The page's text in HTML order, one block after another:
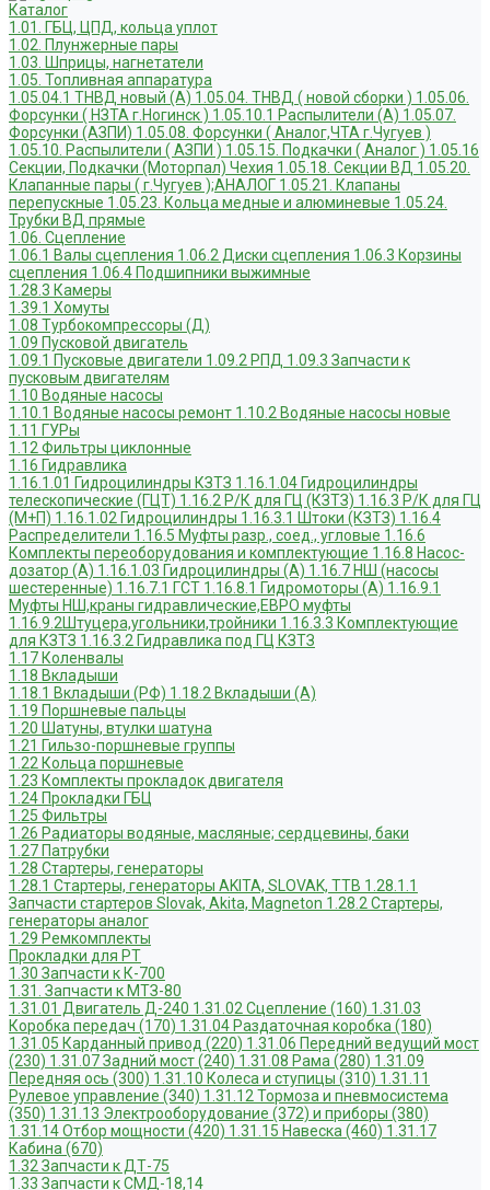
Каталог
1.01. ГБЦ, ЦПД, кольца уплот
1.02. Плунжерные пары
1.03. Шприцы, нагнетатели
1.05. Топливная аппаратура
1.05.04.1 ТНВД новый (А) 1.05.04. ТНВД ( новой сборки ) 1.05.06.
Форсунки ( НЗТА г.Ногинск ) 1.05.10.1 Распылители (А) 1.05.07.
Форсунки (АЗПИ) 1.05.08. Форсунки ( Аналог,ЧТА г.Чугуев )
1.05.10. Распылители ( АЗПИ ) 1.05.15. Подкачки ( Аналог ) 1.05.16
Секции, Подкачки (Моторпал) Чехия 1.05.18. Секции ВД 1.05.20.
Клапанные пары ( г.Чугуев );АНАЛОГ 1.05.21. Клапаны
перепускные 1.05.23. Кольца медные и алюминевые 1.05.24.
Трубки ВД прямые
1.06. Сцепление
1.06.1 Валы сцепления 1.06.2 Диски сцепления 1.06.3 Корзины
сцепления 1.06.4 Подшипники выжимные
1.28.3 Камеры
1.39.1 Хомуты
1.08 Турбокомпрессоры (Д)
1.09 Пусковой двигатель
1.09.1 Пусковые двигатели 1.09.2 РПД 1.09.3 Запчасти к
пусковым двигателям
1.10 Водяные насосы
1.10.1 Водяные насосы ремонт 1.10.2 Водяные насосы новые
1.11 ГУРы
1.12 Фильтры циклонные
1.16 Гидравлика
1.16.1.01 Гидроцилиндры КЗТЗ 1.16.1.04 Гидроцилиндры
телескопические (ГЦТ) 1.16.2 Р/К для ГЦ (КЗТЗ) 1.16.3 Р/К для ГЦ
(М+П) 1.16.1.02 Гидроцилиндры 1.16.3.1 Штоки (КЗТЗ) 1.16.4
Распределители 1.16.5 Муфты разр., соед., угловые 1.16.6
Комплекты переоборудования и комплектующие 1.16.8 Насос-
дозатор (А) 1.16.1.03 Гидроцилиндры (А) 1.16.7 НШ (насосы
шестеренные) 1.16.7.1 ГСТ 1.16.8.1 Гидромоторы (А) 1.16.9.1
Муфты НШ,краны гидравлические,ЕВРО муфты
1.16.9.2Штуцера,угольники,тройники 1.16.3.3 Комплектующие
для КЗТЗ 1.16.3.2 Гидравлика под ГЦ КЗТЗ
1.17 Коленвалы
1.18 Вкладыши
1.18.1 Вкладыши (РФ) 1.18.2 Вкладыши (А)
1.19 Поршневые пальцы
1.20 Шатуны, втулки шатуна
1.21 Гильзо-поршневые группы
1.22 Кольца поршневые
1.23 Комплекты прокладок двигателя
1.24 Прокладки ГБЦ
1.25 Фильтры
1.26 Радиаторы водяные, масляные; сердцевины, баки
1.27 Патрубки
1.28 Стартеры, генераторы
1.28.1 Стартеры, генераторы AKITA, SLOVAK, ТТВ 1.28.1.1
Запчасти стартеров Slovak, Akita, Magneton 1.28.2 Стартеры,
генераторы аналог
1.29 Ремкомплекты
Прокладки для РТ
1.30 Запчасти к К-700
1.31. Запчасти к МТЗ-80
1.31.01 Двигатель Д-240 1.31.02 Сцепление (160) 1.31.03
Коробка передач (170) 1.31.04 Раздаточная коробка (180)
1.31.05 Карданный привод (220) 1.31.06 Передний ведущий мост
(230) 1.31.07 Задний мост (240) 1.31.08 Рама (280) 1.31.09
Передняя ось (300) 1.31.10 Колеса и ступицы (310) 1.31.11
Рулевое управление (340) 1.31.12 Тормоза и пневмосистема
(350) 1.31.13 Электрооборудование (372) и приборы (380)
1.31.14 Отбор мощности (420) 1.31.15 Навеска (460) 1.31.17
Кабина (670)
1.32 Запчасти к ДТ-75
1.33 Запчасти к СМД-18,14